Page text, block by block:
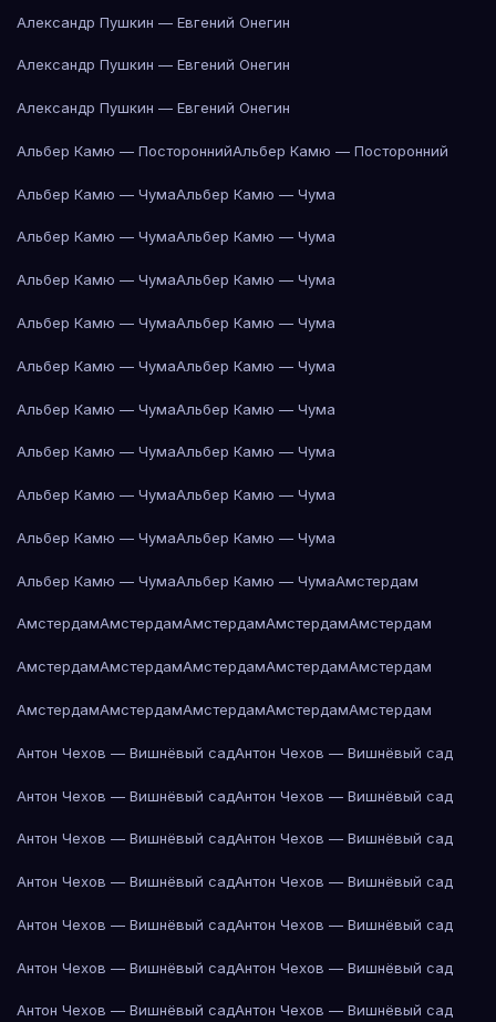
Александр Пушкин — Евгений Онегин
Александр Пушкин — Евгений Онегин
Александр Пушкин — Евгений Онегин
Альбер Камю — ПостороннийАльбер Камю — Посторонний
Альбер Камю — ЧумаАльбер Камю — Чума
Альбер Камю — ЧумаАльбер Камю — Чума
Альбер Камю — ЧумаАльбер Камю — Чума
Альбер Камю — ЧумаАльбер Камю — Чума
Альбер Камю — ЧумаАльбер Камю — Чума
Альбер Камю — ЧумаАльбер Камю — Чума
Альбер Камю — ЧумаАльбер Камю — Чума
Альбер Камю — ЧумаАльбер Камю — Чума
Альбер Камю — ЧумаАльбер Камю — Чума
Альбер Камю — ЧумаАльбер Камю — ЧумаАмстердам
АмстердамАмстердамАмстердамАмстердамАмстердам
АмстердамАмстердамАмстердамАмстердамАмстердам
АмстердамАмстердамАмстердамАмстердамАмстердам
Антон Чехов — Вишнёвый садАнтон Чехов — Вишнёвый сад
Антон Чехов — Вишнёвый садАнтон Чехов — Вишнёвый сад
Антон Чехов — Вишнёвый садАнтон Чехов — Вишнёвый сад
Антон Чехов — Вишнёвый садАнтон Чехов — Вишнёвый сад
Антон Чехов — Вишнёвый садАнтон Чехов — Вишнёвый сад
Антон Чехов — Вишнёвый садАнтон Чехов — Вишнёвый сад
Антон Чехов — Вишнёвый садАнтон Чехов — Вишнёвый сад